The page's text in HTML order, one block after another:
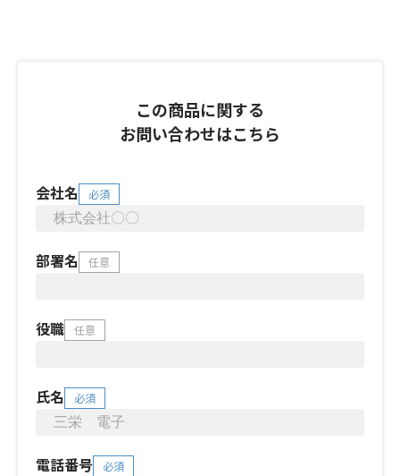
この商品に関する
お問い合わせはこちら
会社名 必須
部署名 任意
役職 任意
氏名 必須
電話番号 必須